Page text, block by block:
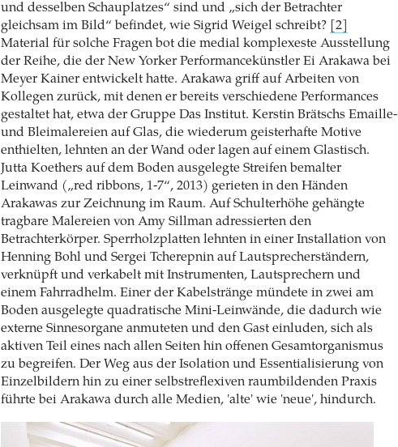
und desselben Schauplatzes“ sind und „sich der Betrachter
gleichsam im Bild“ befindet, wie Sigrid Weigel schreibt?
[2]
Material für solche Fragen bot die medial komplexeste Ausstellung
der Reihe, die der New Yorker Performancekünstler Ei Arakawa bei
Meyer Kainer entwickelt hatte. Arakawa griff auf Arbeiten von
Kollegen zurück, mit denen er bereits verschiedene Performances
gestaltet hat, etwa der Gruppe Das Institut. Kerstin Brätschs Emaille-
und Bleimalereien auf Glas, die wiederum geisterhafte Motive
enthielten, lehnten an der Wand oder lagen auf einem Glastisch.
Jutta Koethers auf dem Boden ausgelegte Streifen bemalter
Leinwand („red ribbons, 1-7“, 2013) gerieten in den Händen
Arakawas zur Zeichnung im Raum. Auf Schulterhöhe gehängte
tragbare Malereien von Amy Sillman adressierten den
Betrachterkörper. Sperrholzplatten lehnten in einer Installation von
Henning Bohl und Sergei Tcherepnin auf Lautsprecherständern,
verknüpft und verkabelt mit Instrumenten, Lautsprechern und
einem Fahrradhelm. Einer der Kabelstränge mündete in zwei am
Boden ausgelegte quadratische Mini-Leinwände, die dadurch wie
externe Sinnesorgane anmuteten und den Gast einluden, sich als
aktiven Teil eines nach allen Seiten hin offenen Gesamtorganismus
zu begreifen. Der Weg aus der Isolation und Essentialisierung von
Einzelbildern hin zu einer selbstreflexiven raumbildenden Praxis
führte bei Arakawa durch alle Medien, 'alte' wie 'neue', hindurch.